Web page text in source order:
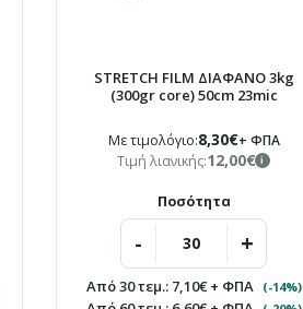
Διαθέσιμο για αποστολή
STRETCH FILM ΔΙΑΦΑΝΟ 3kg
(300gr core) 50cm 23mic
Με τιμολόγιο:8,30€+ ΦΠΑ
Τιμή λιανικής:12,00€ i
Ποσότητα
- +
Από 30 τεμ.: 7,10€+ ΦΠΑ (-14%)